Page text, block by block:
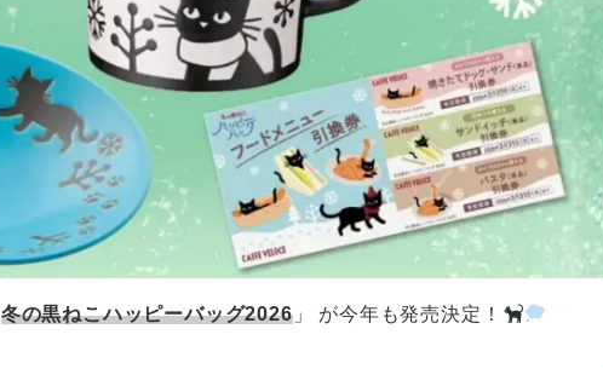
冬の黒ねこハッピーバッグ2026」 が今年も発売決定！